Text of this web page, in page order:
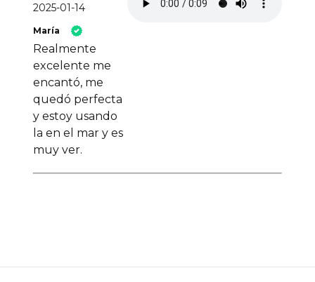
2025-01-14
María
Realmente
excelente me
encantó, me
quedó perfecta
y estoy usando
la en el mar y es
muy ver.